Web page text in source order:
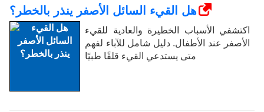
هل القيء السائل الأصفر ينذر بالخطر؟
اكتشفي الأسباب الخطيرة والعادية للقيء
الأصفر عند الأطفال. دليل شامل للآباء لفهم
متى يستدعي القيء قلقًا طبيًا